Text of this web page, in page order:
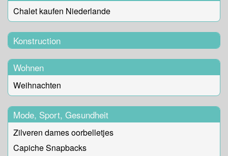
Chalet kaufen Niederlande
Konstruction
Wohnen
Weihnachten
Mode, Sport, Gesundheit
Zilveren dames oorbelletjes
Capiche Snapbacks